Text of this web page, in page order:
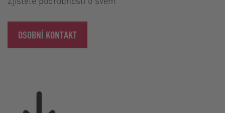
OSOBNÍ KONTAKT